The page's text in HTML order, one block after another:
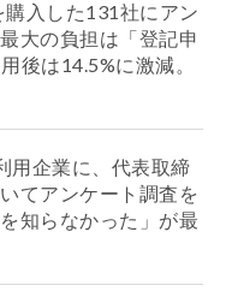
入した131社にアン
大の負担は「登記申
後は14.5%に激減。
用企業に、代表取締
てアンケート調査を
知らなかった」が最